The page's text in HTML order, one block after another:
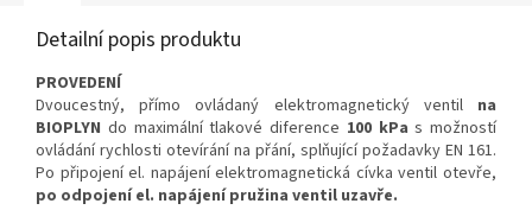
Detailní popis produktu
PROVEDENÍ
Dvoucestný, přímo ovládaný elektromagnetický ventil na
BIOPLYN do maximální tlakové diference 100 kPa s možností
ovládání rychlosti otevírání na přání, splňující požadavky EN 161.
Po připojení el. napájení elektromagnetická cívka ventil otevře,
po odpojení el. napájení pružina ventil uzavře.